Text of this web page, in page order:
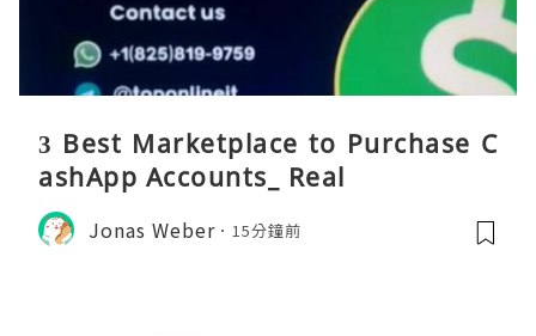
3 Best Marketplace to Purchase C
ashApp Accounts_ Real
Jonas Weber 15分鐘前